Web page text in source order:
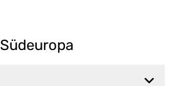
Südeuropa